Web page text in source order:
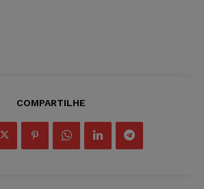
COMPARTILHE